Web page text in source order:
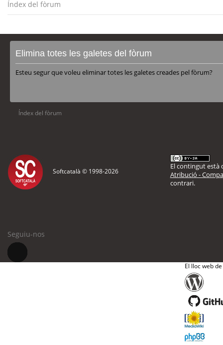
Índex del fòrum
Elimina totes les galetes del fòrum
Esteu segur que voleu eliminar totes les galetes creades pel fòrum?
Índex del fòrum
Softcatalà © 1998-2026
El contingut està
Atribució -
contrari.
Seguiu-nos
El lloc web